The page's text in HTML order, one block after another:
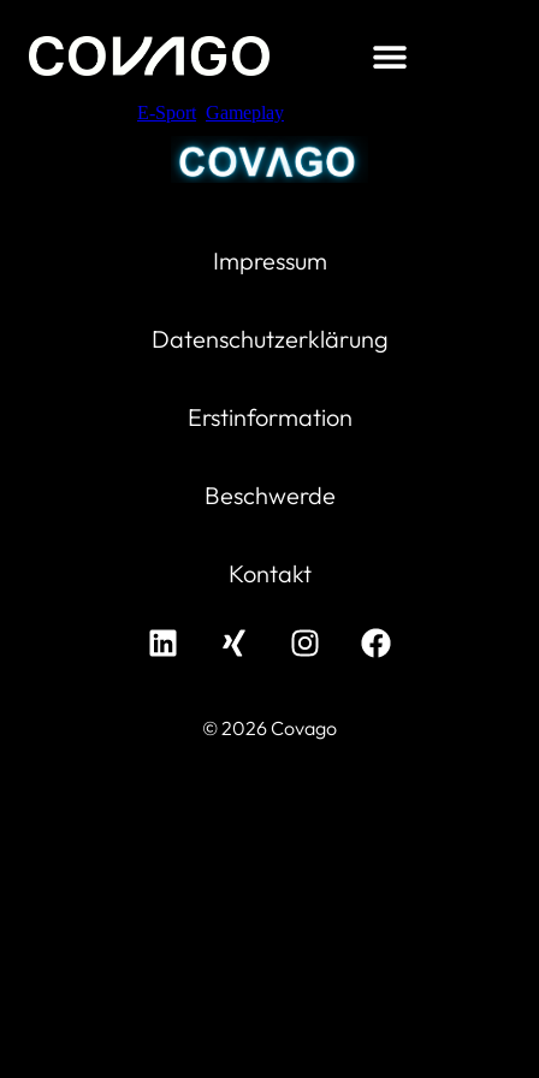
E-Sport Gameplay
Impressum
Datenschutzerklärung
Erstinformation
Beschwerde
Kontakt
© 2026 Covago